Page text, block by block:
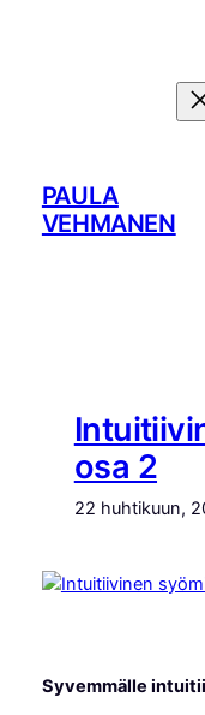
PAULA
VEHMANEN
osa 2
22 huhtikuun,
Syvemmälle